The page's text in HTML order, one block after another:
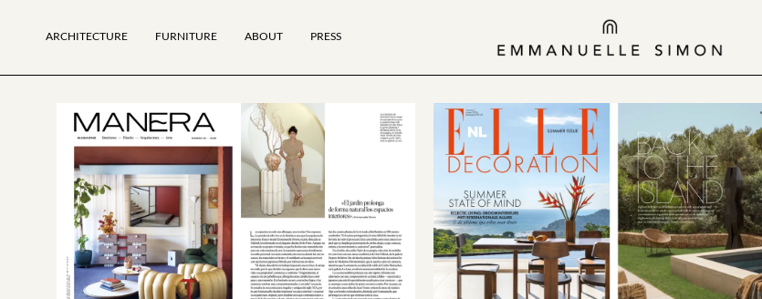
ARCHITECTURE FURNITURE ABOUT PRESS